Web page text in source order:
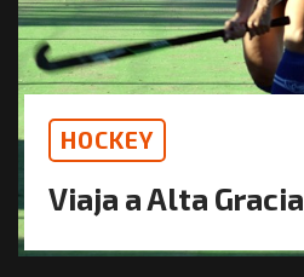
HOCKEY
Viaja a Alta Gracia